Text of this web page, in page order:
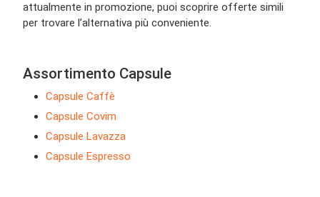
attualmente in promozione, puoi scoprire offerte simili
per trovare l’alternativa più conveniente.
Assortimento Capsule
Capsule Caffè
Capsule Covim
Capsule Lavazza
Capsule Espresso